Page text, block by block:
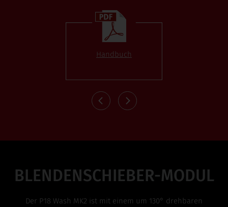
Handbuch
BLENDENSCHIEBER-MODUL
Der P18 Wash MK2 ist mit einem um 130° drehbaren